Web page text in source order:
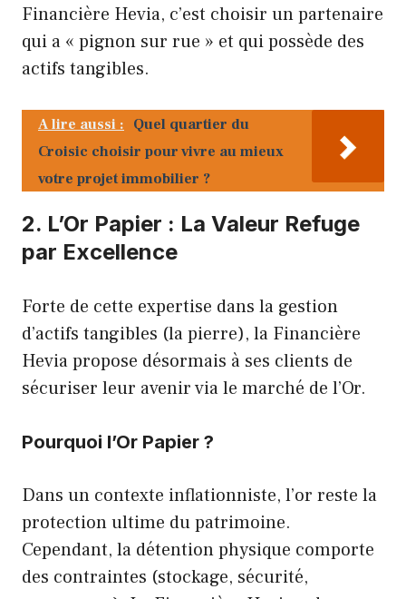
Financière Hevia, c’est choisir un partenaire
qui a « pignon sur rue » et qui possède des
actifs tangibles.
A lire aussi : Quel quartier du
Croisic choisir pour vivre au mieux
votre projet immobilier ?
2. L’Or Papier : La Valeur Refuge
par Excellence
Forte de cette expertise dans la gestion
d’actifs tangibles (la pierre), la Financière
Hevia propose désormais à ses clients de
sécuriser leur avenir via le marché de l’Or.
Pourquoi l’Or Papier ?
Dans un contexte inflationniste, l’or reste la
protection ultime du patrimoine.
Cependant, la détention physique comporte
des contraintes (stockage, sécurité,